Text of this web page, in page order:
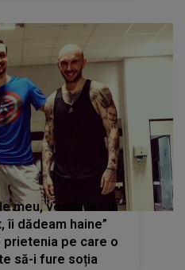
meu, venea la noi
îi dădeam haine”
prietenia pe care o
să-i fure soția